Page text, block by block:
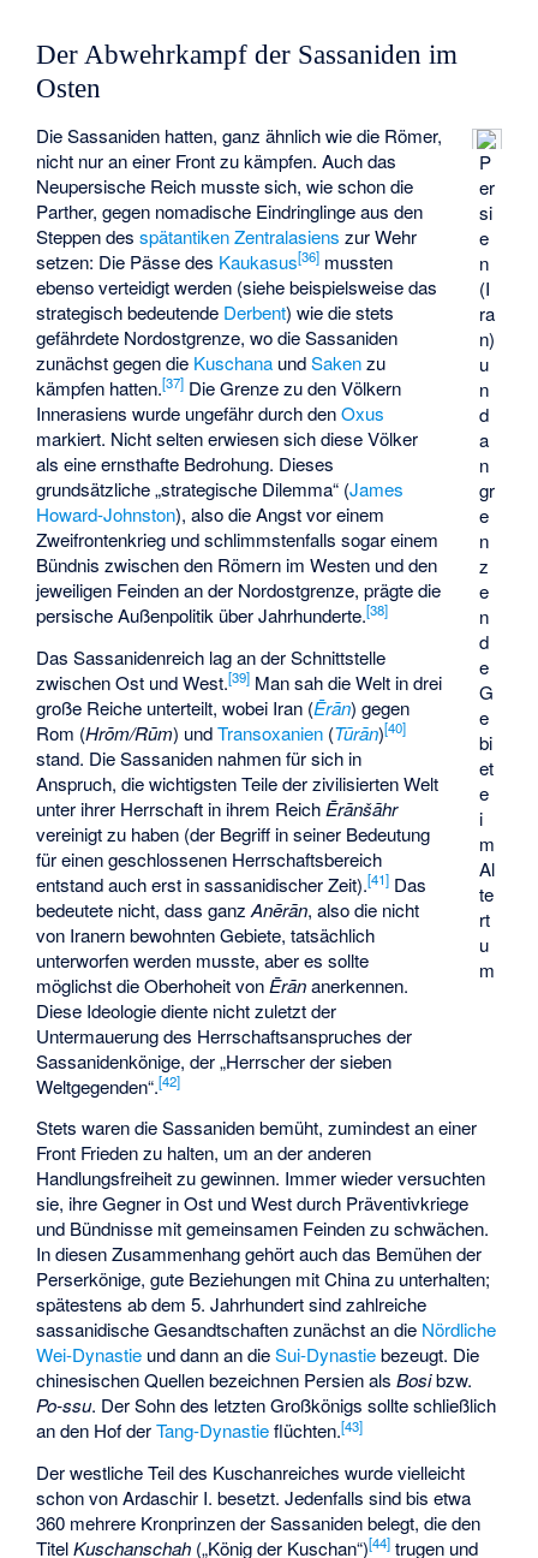
Der Abwehrkampf der Sassaniden im
Osten
P
er
si
e
n
(I
ra
n)
u
n
d
a
n
gr
e
n
z
e
n
d
e
G
e
bi
et
e
i
m
Al
te
rt
u
m
Die Sassaniden hatten, ganz ähnlich wie die Römer,
nicht nur an einer Front zu kämpfen. Auch das
Neupersische Reich musste sich, wie schon die
Parther, gegen nomadische Eindringlinge aus den
Steppen desspätantiken Zentralasiens zur Wehr
setzen: Die Pässe des Kaukasus[36] mussten
ebenso verteidigt werden (siehe beispielsweise das
strategisch bedeutende Derbent) wie die stets
gefährdete Nordostgrenze, wo die Sassaniden
zunächst gegen die Kuschana undSakenzu
kämpfen hatten.[37] Die Grenze zu den Völkern
Innerasiens wurde ungefähr durch denOxus
markiert. Nicht selten erwiesen sich diese Völker
als eine ernsthafte Bedrohung. Dieses
grundsätzliche „strategische Dilemma“ (James
Howard-Johnston), also die Angst vor einem
Zweifrontenkrieg und schlimmstenfalls sogar einem
Bündnis zwischen den Römern im Westen und den
jeweiligen Feinden an der Nordostgrenze, prägte die
persische Außenpolitik über Jahrhunderte.[38]
Das Sassanidenreich lag an der Schnittstelle
zwischen Ost und West.[39] Man sah die Welt in drei
große Reiche unterteilt, wobei Iran (Ērān) gegen
Rom (Hrōm/Rūm) undTransoxanien (Tūrān)[40]
stand. Die Sassaniden nahmen für sich in
Anspruch, die wichtigsten Teile der zivilisierten Welt
unter ihrer Herrschaft in ihrem Reich Ērānšāhr
vereinigt zu haben (der Begriff in seiner Bedeutung
für einen geschlossenen Herrschaftsbereich
entstand auch erst in sassanidischer Zeit).[41] Das
bedeutete nicht, dass ganzAnērān, also die nicht
von Iranern bewohnten Gebiete, tatsächlich
unterworfen werden musste, aber es sollte
möglichst die Oberhoheit von Ērānanerkennen.
Diese Ideologie diente nicht zuletzt der
Untermauerung des Herrschaftsanspruches der
Sassanidenkönige, der „Herrscher der sieben
Weltgegenden“.[42]
Stets waren die Sassaniden bemüht, zumindest an einer
Front Frieden zu halten, um an der anderen
Handlungsfreiheit zu gewinnen. Immer wieder versuchten
sie, ihre Gegner in Ost und West durch Präventivkriege
und Bündnisse mit gemeinsamen Feinden zu schwächen.
In diesen Zusammenhang gehört auch das Bemühen der
Perserkönige, gute Beziehungen mit China zu unterhalten;
spätestens ab dem 5. Jahrhundert sind zahlreiche
sassanidische Gesandtschaften zunächst an die Nördliche
Wei-Dynastie und dann an dieSui-Dynastiebezeugt. Die
chinesischen Quellen bezeichnen Persien alsBosibzw.
Po-ssu. Der Sohn des letzten Großkönigs sollte schließlich
an den Hof derTang-Dynastieflüchten.[43]
Der westliche Teil des Kuschanreiches wurde vielleicht
schon von Ardaschir I. besetzt. Jedenfalls sind bis etwa
360 mehrere Kronprinzen der Sassaniden belegt, die den
TitelKuschanschah („König der Kuschan“)[44] trugen und